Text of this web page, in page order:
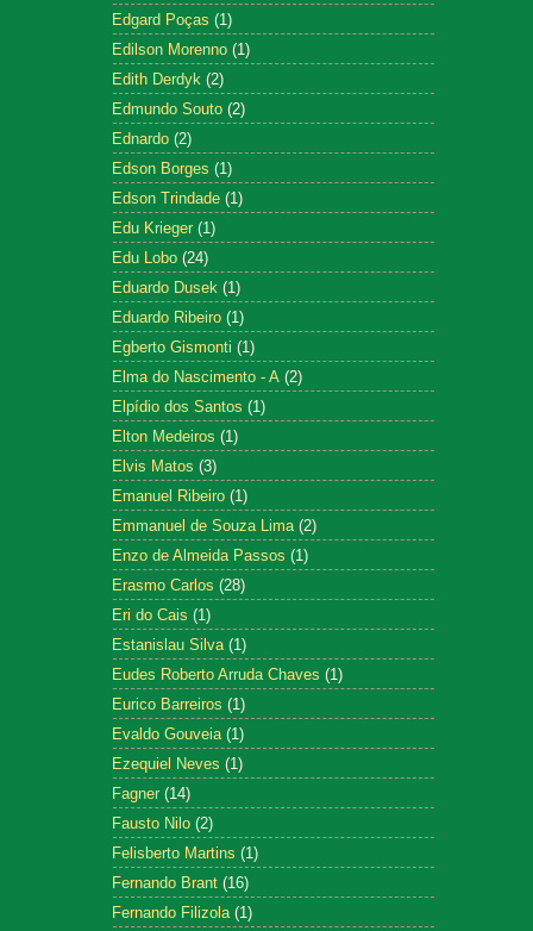
Edgard Poças (1)
Edilson Morenno (1)
Edith Derdyk (2)
Edmundo Souto (2)
Ednardo (2)
Edson Borges (1)
Edson Trindade (1)
Edu Krieger (1)
Edu Lobo (24)
Eduardo Dusek (1)
Eduardo Ribeiro (1)
Egberto Gismonti (1)
Elma do Nascimento - A (2)
Elpídio dos Santos (1)
Elton Medeiros (1)
Elvis Matos (3)
Emanuel Ribeiro (1)
Emmanuel de Souza Lima (2)
Enzo de Almeida Passos (1)
Erasmo Carlos (28)
Eri do Cais (1)
Estanislau Silva (1)
Eudes Roberto Arruda Chaves (1)
Eurico Barreiros (1)
Evaldo Gouveia (1)
Ezequiel Neves (1)
Fagner (14)
Fausto Nilo (2)
Felisberto Martins (1)
Fernando Brant (16)
Fernando Filizola (1)